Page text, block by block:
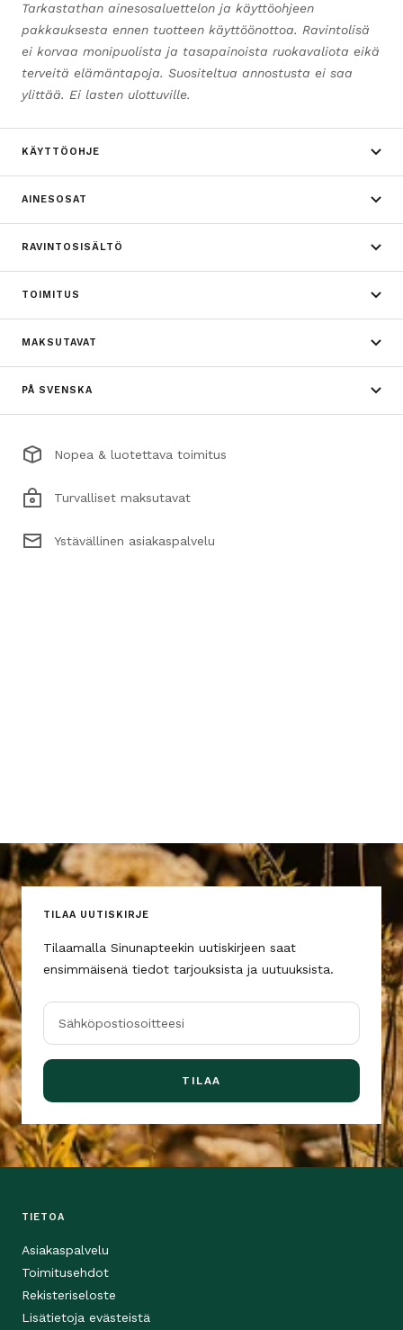
Tarkastathan ainesosaluettelon ja käyttöohjeen
pakkauksesta ennen tuotteen käyttöönottoa. Ravintolisä
ei korvaa monipuolista ja tasapainoista ruokavaliota eikä
terveitä elämäntapoja. Suositeltua annostusta ei saa
ylittää. Ei lasten ulottuville.
KÄYTTÖOHJE
AINESOSAT
RAVINTOSISÄLTÖ
TOIMITUS
MAKSUTAVAT
PÅ SVENSKA
Nopea & luotettava toimitus
Turvalliset maksutavat
Ystävällinen asiakaspalvelu
TILAA UUTISKIRJE
Tilaamalla Sinunapteekin uutiskirjeen saat
ensimmäisenä tiedot tarjouksista ja uutuuksista.
Sähköpostiosoitteesi
TILAA
TIETOA
Asiakaspalvelu
Toimitusehdot
Rekisteriseloste
Lisätietoja evästeistä